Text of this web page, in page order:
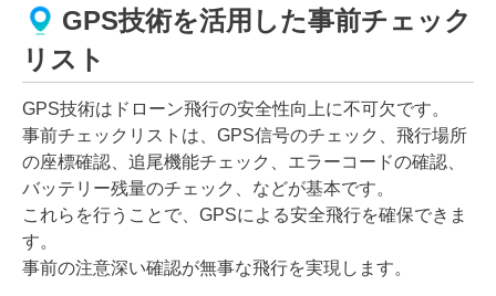
GPS技術を活用した事前チェック
リスト
GPS技術はドローン飛行の安全性向上に不可欠です。
事前チェックリストは、GPS信号のチェック、飛行場所
の座標確認、追尾機能チェック、エラーコードの確認、
バッテリー残量のチェック、などが基本です。
これらを行うことで、GPSによる安全飛行を確保できま
す。
事前の注意深い確認が無事な飛行を実現します。